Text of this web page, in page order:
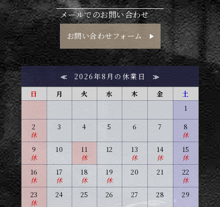
メールでのお問い合わせ
お問い合わせフォーム
≪ 2026年8月の休業日 ≫
日 月 火 水 木 金
土
1
2
休
3 4 5 6 7
8
休
9
休
10
11
休
12
13
休
14
休
15
休
16
休
17
休
18
休
19
休
20 21
22
休
23
休
24 25 26 27 28 29